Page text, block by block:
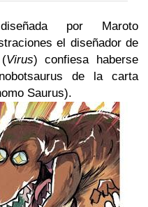
por Maroto
el diseñador de
Virus) confiesa haberse
de la carta
Saurus).